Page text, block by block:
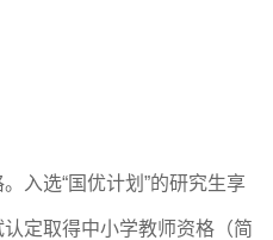
。入选“国优计划”的研究生享
定取得中小学教师资格（简